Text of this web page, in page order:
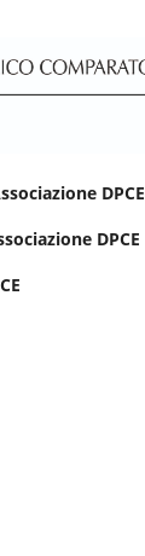
DPCE
DPCE